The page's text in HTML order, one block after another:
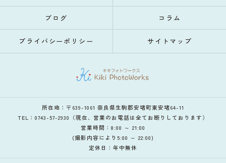
ブログ コラム
プライバシーポリシー サイトマップ
所在地：〒639-1061 奈良県生駒郡安堵町東安堵64-11
TEL：0743-57-2930（現在、営業のお電話は全てお断りしております）
営業時間：8:00 ～ 21:00
(撮影内容により5:00 ～ 22:00)
定休日：年中無休